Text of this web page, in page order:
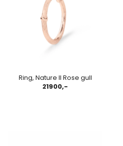
Ring, Nature II Rose gull
21900,-